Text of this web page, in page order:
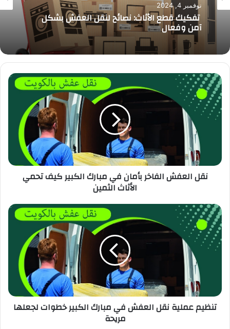
نوفمبر 4, 2024
تفكيك قطع الأثاث: نصائح لنقل العفش بشكل
آمن وفعال
نقل العفش الفاخر بأمان في مبارك الكبير كيف تحمي
الأثاث الثمين
تنظيم عملية نقل العفش في مبارك الكبير خطوات لجعلها
مريحة